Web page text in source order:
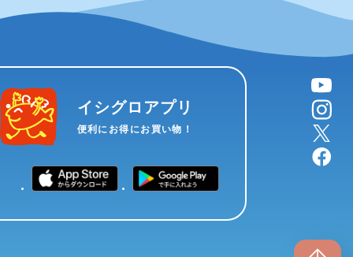
イシグロアプリ
便利にお得にお買い物！
YouTube
instagram
X
facebook